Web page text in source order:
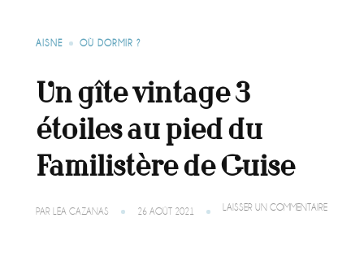
AISNE OÙ DORMIR ?
Un gîte vintage 3
étoiles au pied du
Familistère de Guise
PAR LÉA CAZANAS 26 AOÛT 2021 LAISSER UN COMMENTAIRESUR